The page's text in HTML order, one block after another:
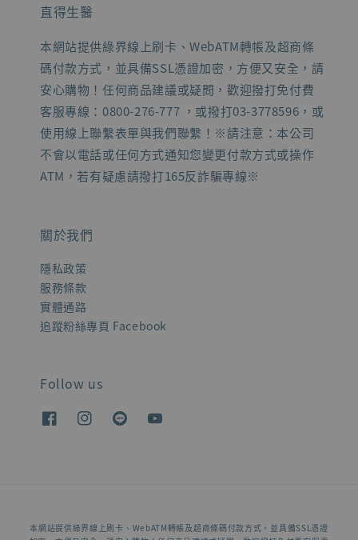
直得生醫
本網站提供綠界線上刷卡、WebATM轉帳及超商條
碼付款方式，並具備SSL憑證加密，方便又安全，請
安心購物！任何商品建議或疑問，歡迎撥打免付費
客服專線：0800-276-777 ，或撥打03-3778596，或
使用線上聯繫表單與我們聯繫！※請注意：本公司
不會以電話或任何方式通知您變更付款方式或操作
ATM，若有疑慮請撥打165反詐騙專線※
關於我們
隱私政策
服務條款
實體通路
追蹤粉絲專頁 Facebook
Follow us
本網站提供綠界線上刷卡、WebATM轉帳及超商條碼付款方式，並具備SSL憑證